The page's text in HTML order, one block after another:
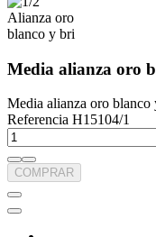
Media alianza oro
Media alianza oro blanco
Referencia H15104/1
COMPRAR